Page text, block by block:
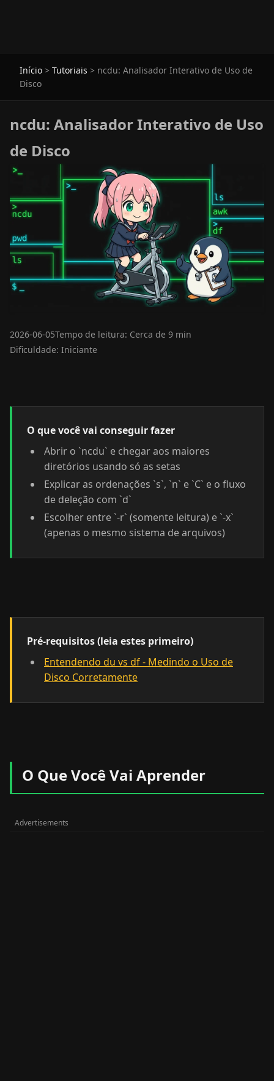
Início > Tutoriais > ncdu: Analisador Interativo de Uso de
Disco
ncdu: Analisador Interativo de Uso
de Disco
2026-06-05Tempo de leitura: Cerca de 9 min
Dificuldade: Iniciante
O que você vai conseguir fazer
Abrir o `ncdu` e chegar aos maiores
diretórios usando só as setas
Explicar as ordenações `s`, `n` e `C` e o fluxo
de deleção com `d`
Escolher entre `-r` (somente leitura) e `-x`
(apenas o mesmo sistema de arquivos)
Pré-requisitos (leia estes primeiro)
Entendendo du vs df - Medindo o Uso de
Disco Corretamente
O Que Você Vai Aprender